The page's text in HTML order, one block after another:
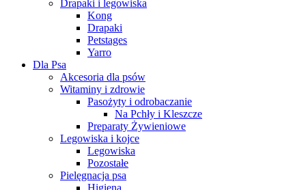
Drapaki i legowiska
Kong
Drapaki
Petstages
Yarro
Dla Psa
Akcesoria dla psów
Witaminy i zdrowie
Pasożyty i odrobaczanie
Na Pchły i Kleszcze
Preparaty Żywieniowe
Legowiska i kojce
Legowiska
Pozostałe
Pielęgnacja psa